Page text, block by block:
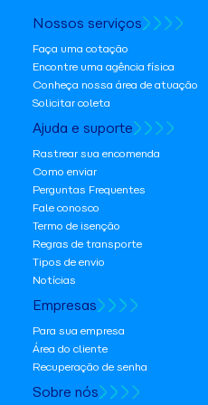
Nossos serviços
Faça uma cotação
Encontre uma agência física
Conheça nossa área de atuação
Solicitar coleta
Ajuda e suporte
Rastrear sua encomenda
Como enviar
Perguntas Frequentes
Fale conosco
Termo de isenção
Regras de transporte
Tipos de envio
Notícias
Empresas
Para sua empresa
Área do cliente
Recuperação de senha
Sobre nós